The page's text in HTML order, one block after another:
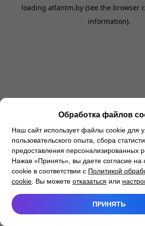
loading atlantm.by (see the browser
information).
Обработка файлов
Наш сайт использует файлы cookie для
пользовательского опыта, сбора
предоставления персонализированных
Нажав «Принять», вы даете согласие на
cookie в соответствии с Политикой
cookie . Вы можете отказаться или
ПРИНЯТЬ